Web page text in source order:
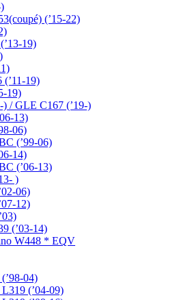
(’15-22)
19)
19)
19)
/ GLE C167 (’19-)
13)
06)
(’99-06)
14)
(’06-13)
)
06)
12)
(’03-14)
W448 * EQV
04)
(’04-09)